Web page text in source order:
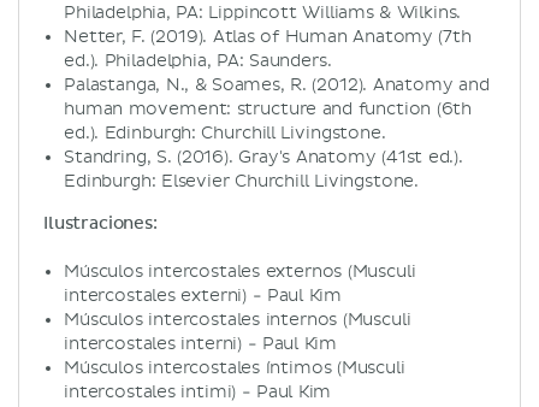
Philadelphia, PA: Lippincott Williams & Wilkins.
Netter, F. (2019). Atlas of Human Anatomy (7th
ed.). Philadelphia, PA: Saunders.
Palastanga, N., & Soames, R. (2012). Anatomy and
human movement: structure and function (6th
ed.). Edinburgh: Churchill Livingstone.
Standring, S. (2016). Gray's Anatomy (41st ed.).
Edinburgh: Elsevier Churchill Livingstone.
Ilustraciones:
Músculos intercostales externos (Musculi
intercostales externi) - Paul Kim
Músculos intercostales internos (Musculi
intercostales interni) - Paul Kim
Músculos intercostales íntimos (Musculi
intercostales intimi) - Paul Kim